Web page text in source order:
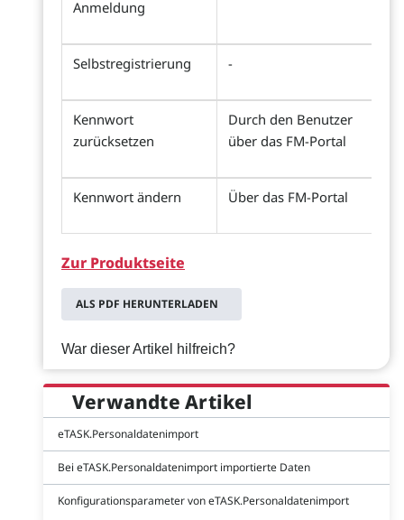
Anmeldung
Selbstregistrierung -
Kennwort
zurücksetzen
Durch den Benutzer
über das FM-Portal
Kennwort ändern Über das FM-Portal
Zur Produktseite
ALS PDF HERUNTERLADEN
War dieser Artikel hilfreich?
Verwandte Artikel
eTASK.Personaldatenimport
Bei eTASK.Personaldatenimport importierte Daten
Konfigurationsparameter von eTASK.Personaldatenimport